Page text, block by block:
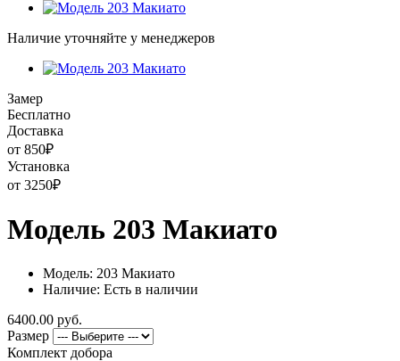
Наличие уточняйте у менеджеров
Замер
Бесплатно
Доставка
от 850₽
Установка
от 3250₽
Модель 203 Макиато
Модель: 203 Макиато
Наличие: Есть в наличии
6400.00 руб.
Размер
Комплект добора